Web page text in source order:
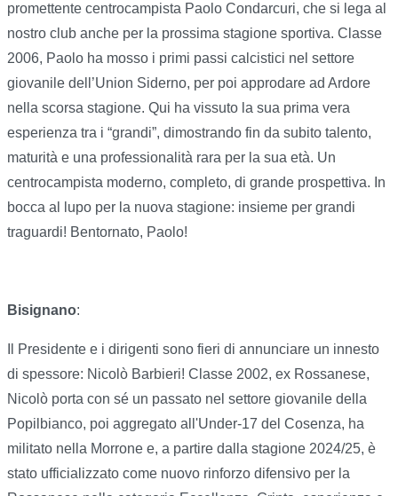
promettente centrocampista Paolo Condarcuri, che si lega al
nostro club anche per la prossima stagione sportiva. Classe
2006, Paolo ha mosso i primi passi calcistici nel settore
giovanile dell’Union Siderno, per poi approdare ad Ardore
nella scorsa stagione. Qui ha vissuto la sua prima vera
esperienza tra i “grandi”, dimostrando fin da subito talento,
maturità e una professionalità rara per la sua età. Un
centrocampista moderno, completo, di grande prospettiva. In
bocca al lupo per la nuova stagione: insieme per grandi
traguardi! Bentornato, Paolo!
Bisignano:
Il Presidente e i dirigenti sono fieri di annunciare un innesto
di spessore: Nicolò Barbieri! Classe 2002, ex Rossanese,
Nicolò porta con sé un passato nel settore giovanile della
Popilbianco, poi aggregato all'Under‑17 del Cosenza, ha
militato nella Morrone e, a partire dalla stagione 2024/25, è
stato ufficializzato come nuovo rinforzo difensivo per la